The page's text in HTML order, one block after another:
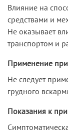
Влияние на
средствами и
Не оказывает
транспортом и
Применение
Не следует
грудного
Показания к